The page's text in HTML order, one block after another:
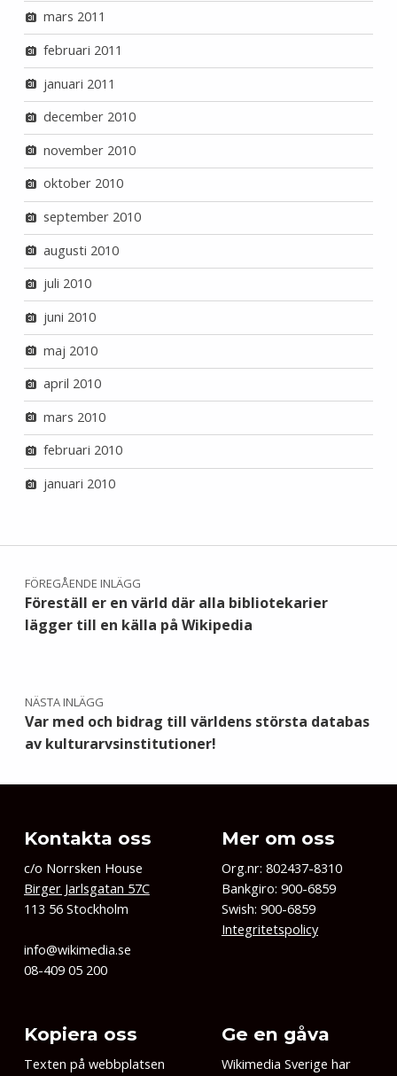
mars 2011
februari 2011
januari 2011
december 2010
november 2010
oktober 2010
september 2010
augusti 2010
juli 2010
juni 2010
maj 2010
april 2010
mars 2010
februari 2010
januari 2010
Inläggsnavigering
FÖREGÅENDE INLÄGG
Föreställ er en värld där alla bibliotekarier
lägger till en källa på Wikipedia
NÄSTA INLÄGG
Var med och bidrag till världens största databas
av kulturarvsinstitutioner!
Kontakta oss
c/o Norrsken House
Birger Jarlsgatan 57C
113 56 Stockholm
info@wikimedia.se
08-409 05 200
Mer om oss
Org.nr: 802437-8310
Bankgiro: 900-6859
Swish: 900-6859
Integritetspolicy
Kopiera oss
Texten på webbplatsen
Ge en gåva
Wikimedia Sverige har